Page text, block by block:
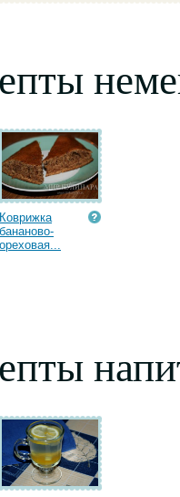
Коврижка
бананово-
ореховая...